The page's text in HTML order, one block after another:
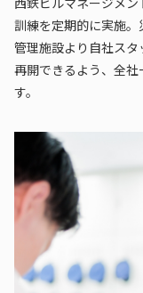
訓練を定期的に実施
管理施設より自社ス
再開できるよう、全
す。